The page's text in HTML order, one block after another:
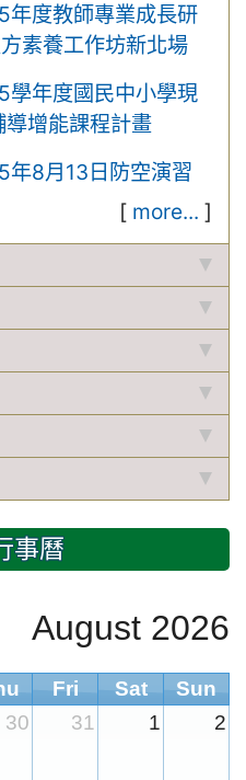
年度教師專業成長研
素養工作坊新北場
學年度國民中小學現
增能課程計畫
年8月13日防空演習
[ more... ]
事曆
August 2026
Fri Sat
Sun
30 31 1 2